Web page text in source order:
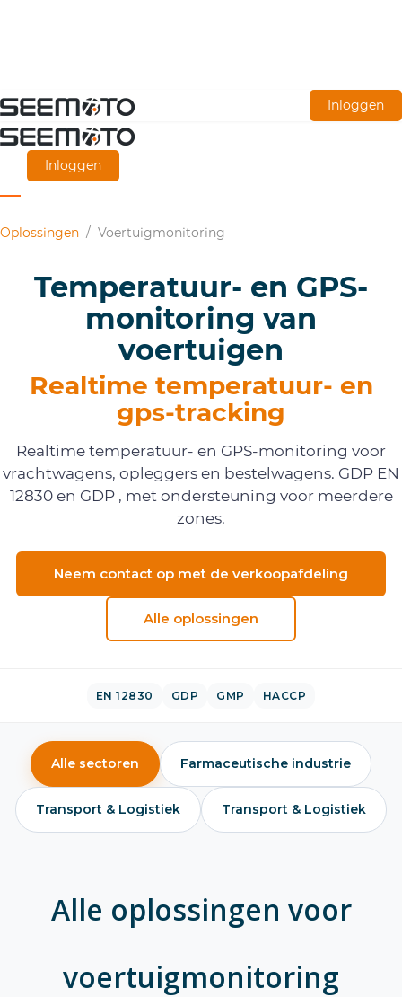
Ga
naar
hoofdinhoud
Inloggen
Inloggen
Oplossingen / Voertuigmonitoring
Temperatuur- en GPS-
monitoring van
voertuigen
Realtime temperatuur- en
gps-tracking
Realtime temperatuur- en GPS-monitoring voor
vrachtwagens, opleggers en bestelwagens. GDP EN
12830 en GDP , met ondersteuning voor meerdere
zones.
Neem contact op met de verkoopafdeling
Alle oplossingen
EN 12830 GDP GMP HACCP
Alle sectoren Farmaceutische industrie
Transport & Logistiek Transport & Logistiek
Alle oplossingen voor
voertuigmonitoring